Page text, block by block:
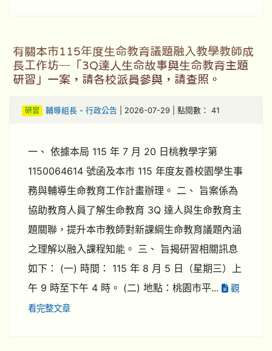
有關本市115年度生命教育議題融入教學教師成
長工作坊─「3Q達人生命故事與生命教育主題
研習」一案，請各校派員參與，請查照。
研習 輔導組長- 行政公告 | 2026-07-29 | 點閱數： 41
一、 依據本局 115 年 7 月 20 日桃教學字第
1150064614 號函及本市 115 年度友善校園學生事
務與輔導生命教育工作計畫辦理。 二、 旨案係為
協助教育人員了解生命教育 3Q 達人與生命教育主
題關聯，提升本市教師對新課綱生命教育議題內涵
之理解以融入課程知能。 三、 旨揭研習相關訊息
如下： (一) 時間： 115 年 8 月 5 日（星期三）上
午 9 時至下午 4 時。 (二) 地點：桃園市平...
觀
看完整文章